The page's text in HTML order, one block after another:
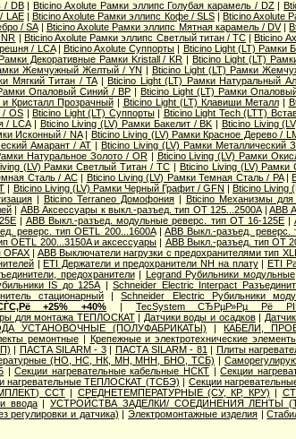
/ DB|Bticino Axolute Рамки эллипс Голубая карамель / DZ|
LAE| Bticino Axolute Рамки эллипс Кофе / SLS|Bticino Axolute
/ SA| Bticino Axolute Рамки эллипс Мятная карамель / DV|
| Bticino Axolute Рамки эллипс Светлый титан / TC |Bticino
/ LCA| Bticino Axolute Суппорты | Bticino Light (LT) Рамки
Декоративные Рамки Kristall / KR |Bticino Light (LT)
Жемчужный Желтый / YN | Bticino Light (LT) Рамки
Мягкий Титан / TA|Bticino Light (LT) Рамки Натуральный
Опаловый Синий / BP |Bticino Light (LT) Рамки
Кристалл Прозрачный| Bticino Light (LT) Клавиши Металл|
/ OS |Bticino Light (LT) Суппорты| Bticino Light Tech (LTT)
/ LCA| Bticino Living (LV) Рамки Бакелит / BK | Bticino Living
Исконный / NA| Bticino Living (LV) Рамки Красное Дерево /
Амарант / AT |Bticino Living (LV) Рамки Металлический
Натуральное Золото / OR| Bticino Living (LV) Рамки
(LV) Рамки Светлый Титан / TC| Bticino Living (LV)
Сталь / AC| Bticino Living (LV) Рамки Темная Сталь / PA|
| Bticino Living (LV) Рамки Черный Графит / GFN | Bticino Living
| Bticino Terraneo Домофония| Bticino Механизмы для
| ABB Аксессуары к выкл.-разъед. тип OT 125...2500A|ABB
| ABB Выкл.-разъед. модульные реверс. тип OT 16-125E |
реверс. тип OETL 200...1600A|ABB Выкл.-разъед. реверс.
OETL 200...3150A и аксессуары | ABB Выкл.-разъед. тип OT
OFAX | ABB Выключатели нагрузки с предохранителями тип
|ETI Держатели и предохранители NH на плату| ETI
предохранители| Legrand Рубильники модульные
IS до 125А |Schneider Electric Interpact
стационарный|Schneider Electric Рубильники
+25% +40% | TecSystem СЂРµР»Рµ Рё
для монтажа ТЕПЛОСКАТ| Датчики воды и осадков|
УСТАНОВОЧНЫЕ (ПОЛУФАБРИКАТЫ) |КАБЕЛИ,
ремонтные| Крепежные и электротехнические
| ПАСТА SILARM - 3| ПАСТА SILARM - 81 | Плиты
(НО, НС, НК, МН, МНН, БНО, ТСБ) |
|Секции нагревательные кабельные НСКТ |Секции
нагревательные ТЕПЛОСКАТ (ТСБЭ) | Секции
ССТ| СРЕДНЕТЕМПЕРАТУРНЫЕ (СУ, КР, КРУ) |
ввода|УСТРОЙСТВА ЗАДЕЛКИ/ СОЕДИНЕНИЯ ЛЕНТЫ
регулировки и датчика) |Электромонтажные изделия|